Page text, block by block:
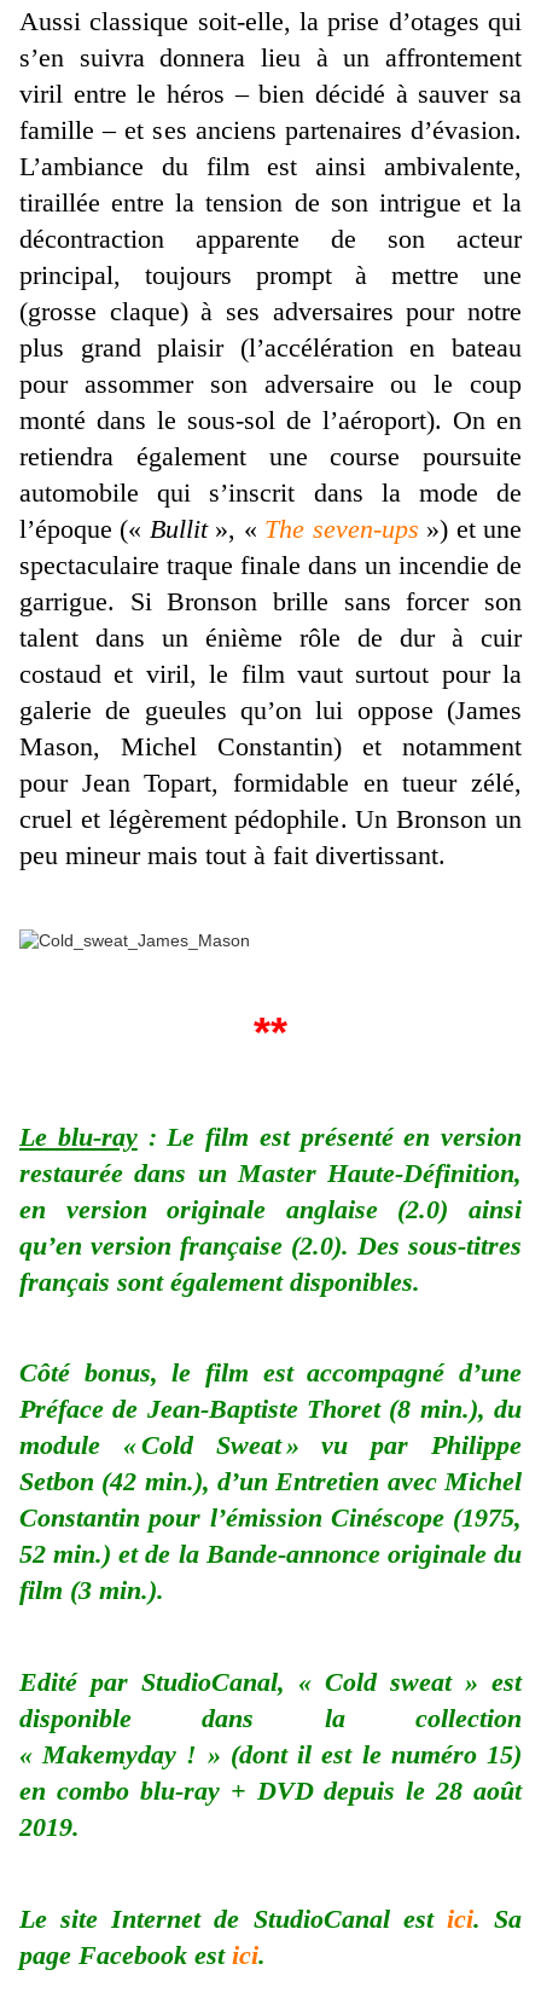
Aussi classique soit-elle, la prise d’otages qui
s’en suivra donnera lieu à un affrontement
viril entre le héros – bien décidé à sauver sa
famille – et ses anciens partenaires d’évasion.
L’ambiance du film est ainsi ambivalente,
tiraillée entre la tension de son intrigue et la
décontraction apparente de son acteur
principal, toujours prompt à mettre une
(grosse claque) à ses adversaires pour notre
plus grand plaisir (l’accélération en bateau
pour assommer son adversaire ou le coup
monté dans le sous-sol de l’aéroport). On en
retiendra également une course poursuite
automobile qui s’inscrit dans la mode de
l’époque (« Bullit », « The seven-ups ») et une
spectaculaire traque finale dans un incendie de
garrigue. Si Bronson brille sans forcer son
talent dans un énième rôle de dur à cuir
costaud et viril, le film vaut surtout pour la
galerie de gueules qu’on lui oppose (James
Mason, Michel Constantin) et notamment
pour Jean Topart, formidable en tueur zélé,
cruel et légèrement pédophile. Un Bronson un
peu mineur mais tout à fait divertissant.
**
Le blu-ray: Le film est présenté en version
restaurée dans un Master Haute-Définition,
en version originale anglaise (2.0) ainsi
qu’en version française (2.0). Des sous-titres
français sont également disponibles.
Côté bonus, le film est accompagné d’une
Préface de Jean-Baptiste Thoret (8 min.), du
module « Cold Sweat » vu par Philippe
Setbon (42 min.), d’un Entretien avec Michel
Constantin pour l’émission Cinéscope (1975,
52 min.) et de la Bande-annonce originale du
film (3 min.).
Edité par StudioCanal, « Cold sweat » est
disponible dans la collection
« Makemyday ! » (dont il est le numéro 15)
en combo blu-ray + DVD depuis le 28 août
2019.
Le site Internet de StudioCanal est ici. Sa
page Facebook est ici.